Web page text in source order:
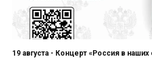
19 августа - Концерт «Россия в наших